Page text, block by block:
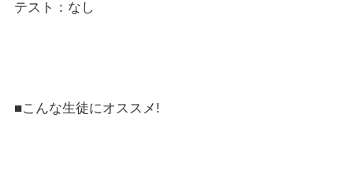
テスト：なし
■こんな生徒にオススメ!